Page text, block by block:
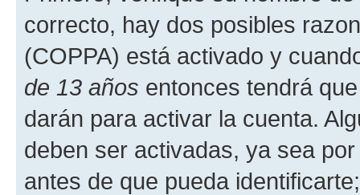
correcto, hay dos posibles
(COPPA) está activado y
de 13 años entonces tendrá
darán para activar la cuenta.
deben ser activadas, ya sea
antes de que pueda